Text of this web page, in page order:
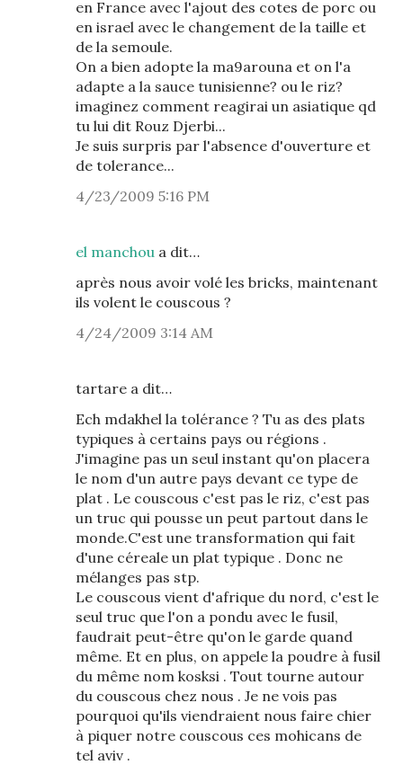
en France avec l'ajout des cotes de porc ou
en israel avec le changement de la taille et
de la semoule.
On a bien adopte la ma9arouna et on l'a
adapte a la sauce tunisienne? ou le riz?
imaginez comment reagirai un asiatique qd
tu lui dit Rouz Djerbi...
Je suis surpris par l'absence d'ouverture et
de tolerance...
4/23/2009 5:16 PM
el manchou a dit…
après nous avoir volé les bricks, maintenant
ils volent le couscous ?
4/24/2009 3:14 AM
tartare a dit…
Ech mdakhel la tolérance ? Tu as des plats
typiques à certains pays ou régions .
J'imagine pas un seul instant qu'on placera
le nom d'un autre pays devant ce type de
plat . Le couscous c'est pas le riz, c'est pas
un truc qui pousse un peut partout dans le
monde.C'est une transformation qui fait
d'une céreale un plat typique . Donc ne
mélanges pas stp.
Le couscous vient d'afrique du nord, c'est le
seul truc que l'on a pondu avec le fusil,
faudrait peut-être qu'on le garde quand
même. Et en plus, on appele la poudre à fusil
du même nom kosksi . Tout tourne autour
du couscous chez nous . Je ne vois pas
pourquoi qu'ils viendraient nous faire chier
à piquer notre couscous ces mohicans de
tel aviv .